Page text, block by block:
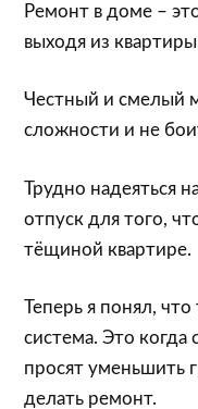
Ремонт в доме –
выходя из
Честный и смелый
сложности и не
Трудно надеяться
отпуск для того,
тёщиной квартире.
Теперь я понял, что
система. Это когда
просят уменьшить
делать ремонт.